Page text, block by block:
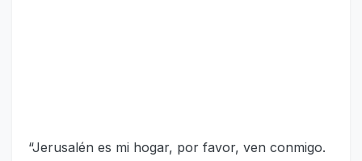
“Jerusalén es mi hogar, por favor, ven conmigo.